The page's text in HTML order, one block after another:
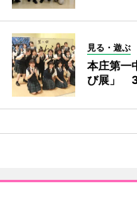
見る・遊ぶ
本庄第一
び展」